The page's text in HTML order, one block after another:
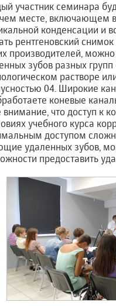
участник семинара
месте, включающем в
конденсации и
рентгеновский
производителей,
зубов разных
растворе
04. Широкие
коневые
что доступ к
учебного курса
доступом
удаленных зубов,
предоставить